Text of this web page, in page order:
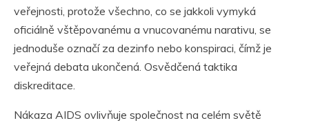
veřejnosti, protože všechno, co se jakkoli vymyká
oficiálně vštěpovanému a vnucovanému narativu, se
jednoduše označí za dezinfo nebo konspiraci, čímž je
veřejná debata ukončená. Osvědčená taktika
diskreditace.
Nákaza AIDS ovlivňuje společnost na celém světě